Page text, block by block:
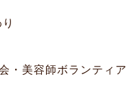
・美容師ボランティ